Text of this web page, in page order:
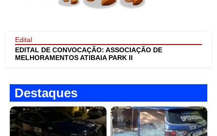
Edital
EDITAL DE CONVOCAÇÃO: ASSOCIAÇÃO DE
MELHORAMENTOS ATIBAIA PARK II
Destaques